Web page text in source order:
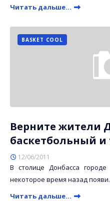
Читать дальше...
BASKET COOL
Верните жители
баскетбольный и
12/06/2011
В столице Донбасса
некоторое время назад
Читать дальше...